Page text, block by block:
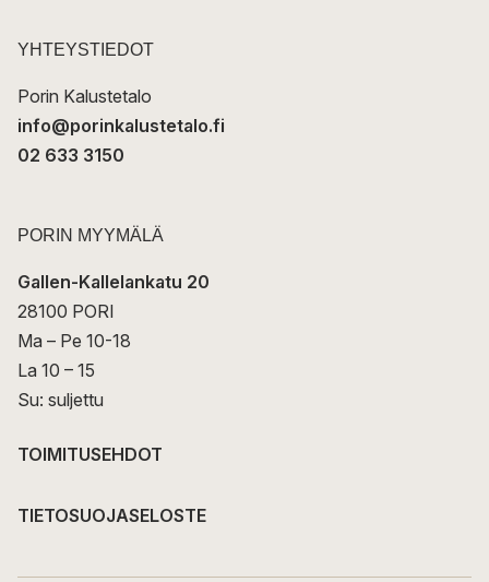
t
YHTEYSTIEDOT
Porin Kalustetalo
info@porinkalustetalo.fi
02 633 3150
PORIN MYYMÄLÄ
Gallen-Kallelankatu 20
28100 PORI
Ma – Pe 10-18
La 10 – 15
Su: suljettu
TOIMITUSEHDOT
TIETOSUOJASELOSTE